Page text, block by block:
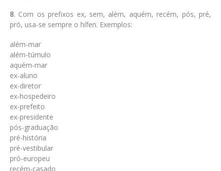
8. Com os prefixos ex, sem, além, aquém, recém, pós, pré,
pró, usa-se sempre o hífen. Exemplos:
além-mar
além-túmulo
aquém-mar
ex-aluno
ex-diretor
ex-hospedeiro
ex-prefeito
ex-presidente
pós-graduação
pré-história
pré-vestibular
pró-europeu
recém-casado